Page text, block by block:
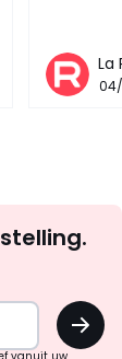
La
OK